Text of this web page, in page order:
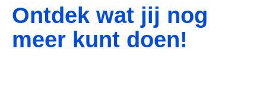
Ontdek wat jij nog
meer kunt doen!